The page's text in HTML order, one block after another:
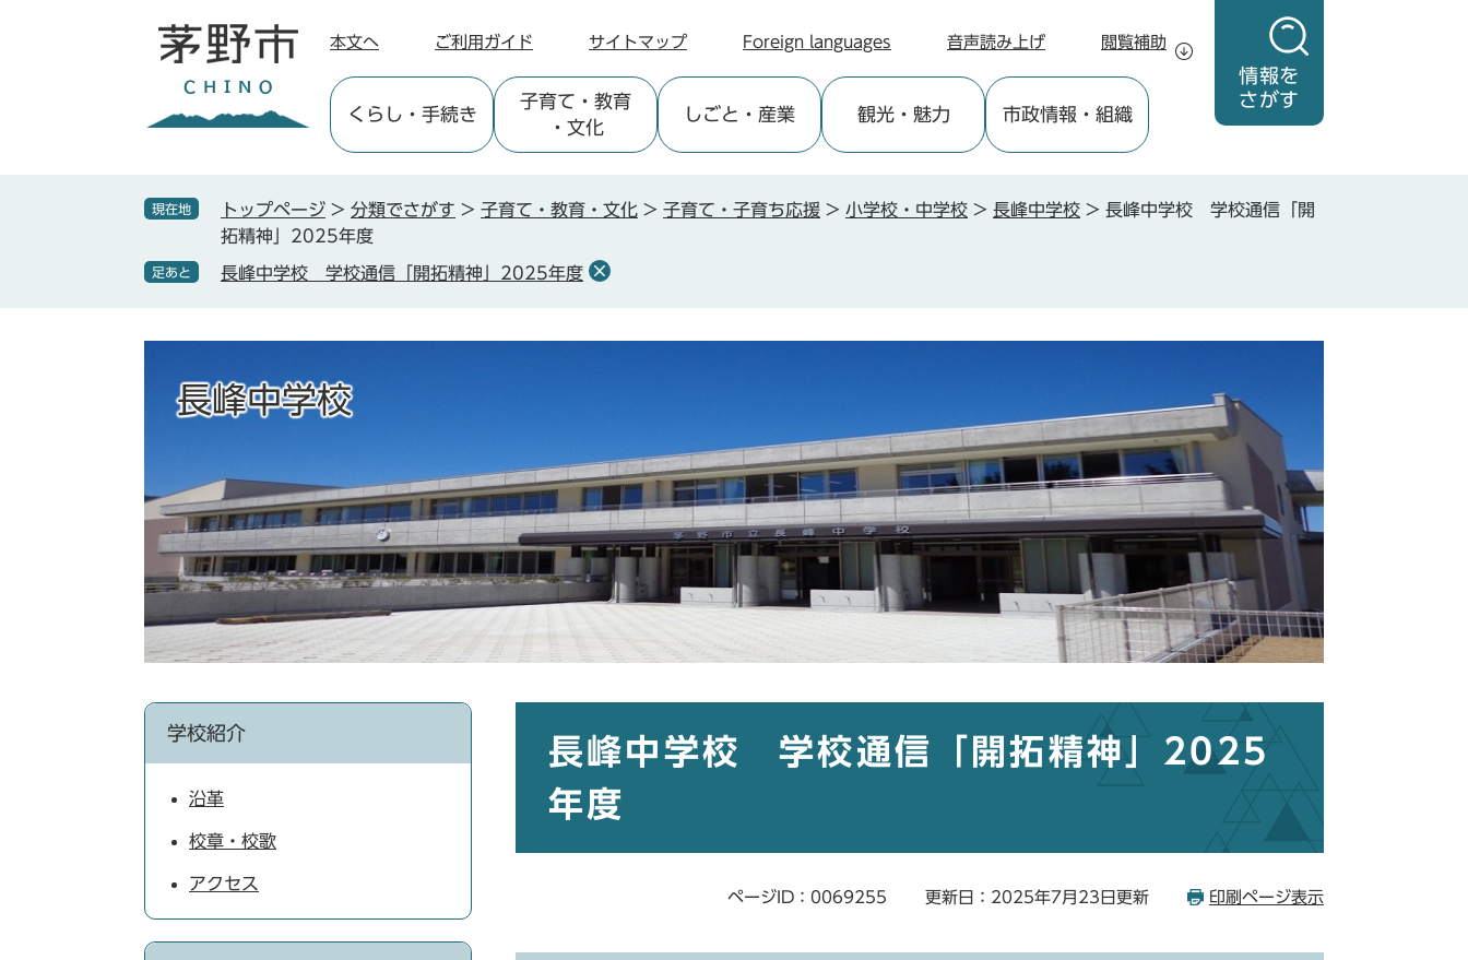
情報を
さがす
本文へ ご利用ガイド サイトマップ Foreign languages 音声読み上げ 閲覧補助
くらし ・手続き
子育て ・教育
・文化
しごと ・産業 観光・魅力 市政情報 ・組織
現在地 トップページ > 分類でさがす > 子育て・教育・文化 > 子育て・子育ち応援 > 小学校・中学校 > 長峰中学校 > 長峰中学校 学校通信「開
拓精神」2025年度
足あと 長峰中学校 学校通信「開拓精神」2025年度
長峰中学校
長峰中学校 学校通信「開拓精神」2025
年度
ページID：0069255 更新日：2025年7月23日更新 印刷ページ表示
学校紹介
沿革
校章・校歌
アクセス